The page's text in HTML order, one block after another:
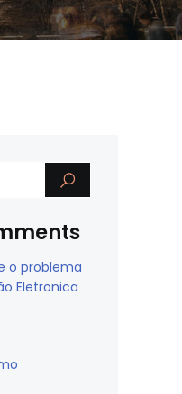
o problema
Eletronica